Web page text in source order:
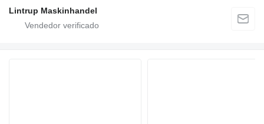
Lintrup Maskinhandel